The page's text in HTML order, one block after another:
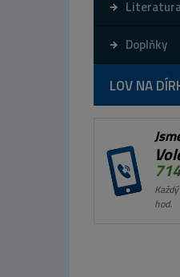
Doplňky
LOV NA
714
hod.